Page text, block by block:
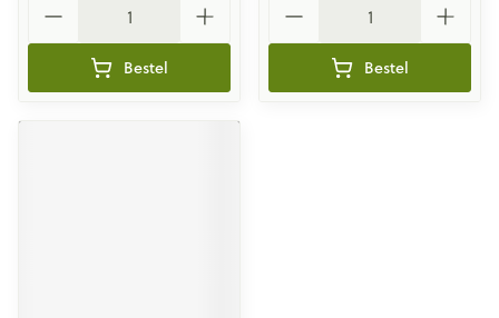
Bestel Bestel